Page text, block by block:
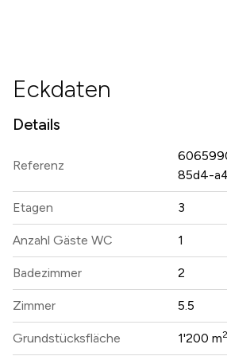
Eckdaten
Details
Referenz
85d4-
Etagen 3
Anzahl Gäste WC 1
Badezimmer 2
Zimmer 5.5
Grundstücksfläche 1'200 m2